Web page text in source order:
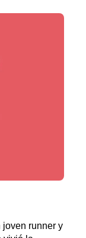
joven runner y